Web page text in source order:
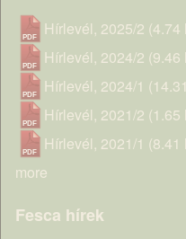
Hírlevél, 2025/2 (4.74
Hírlevél, 2024/2 (9.46
Hírlevél, 2024/1
Hírlevél, 2021/2 (1.65
Hírlevél, 2021/1 (8.41
more
Fesca hírek